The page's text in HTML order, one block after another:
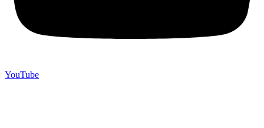
YouTube